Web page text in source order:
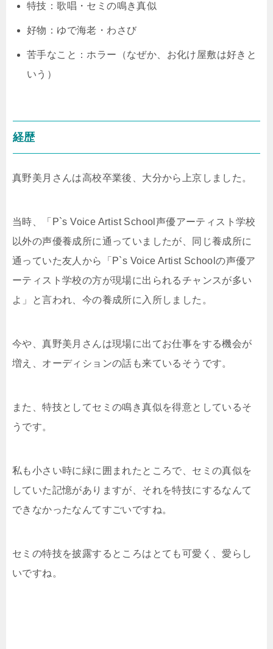
特技：歌唱・セミの鳴き真似
好物：ゆで海老・わさび
苦手なこと：ホラー（なぜか、お化け屋敷は好きと
いう）
経歴
真野美月さんは高校卒業後、大分から上京しました。
当時、「P`s Voice Artist School声優アーティスト学校
以外の声優養成所に通っていましたが、同じ養成所に
通っていた友人から「P`s Voice Artist Schoolの声優ア
ーティスト学校の方が現場に出られるチャンスが多い
よ」と言われ、今の養成所に入所しました。
今や、真野美月さんは現場に出てお仕事をする機会が
増え、オーディションの話も来ているそうです。
また、特技としてセミの鳴き真似を得意としているそ
うです。
私も小さい時に緑に囲まれたところで、セミの真似を
していた記憶がありますが、それを特技にするなんて
できなかったなんてすごいですね。
セミの特技を披露するところはとても可愛く、愛らし
いですね。